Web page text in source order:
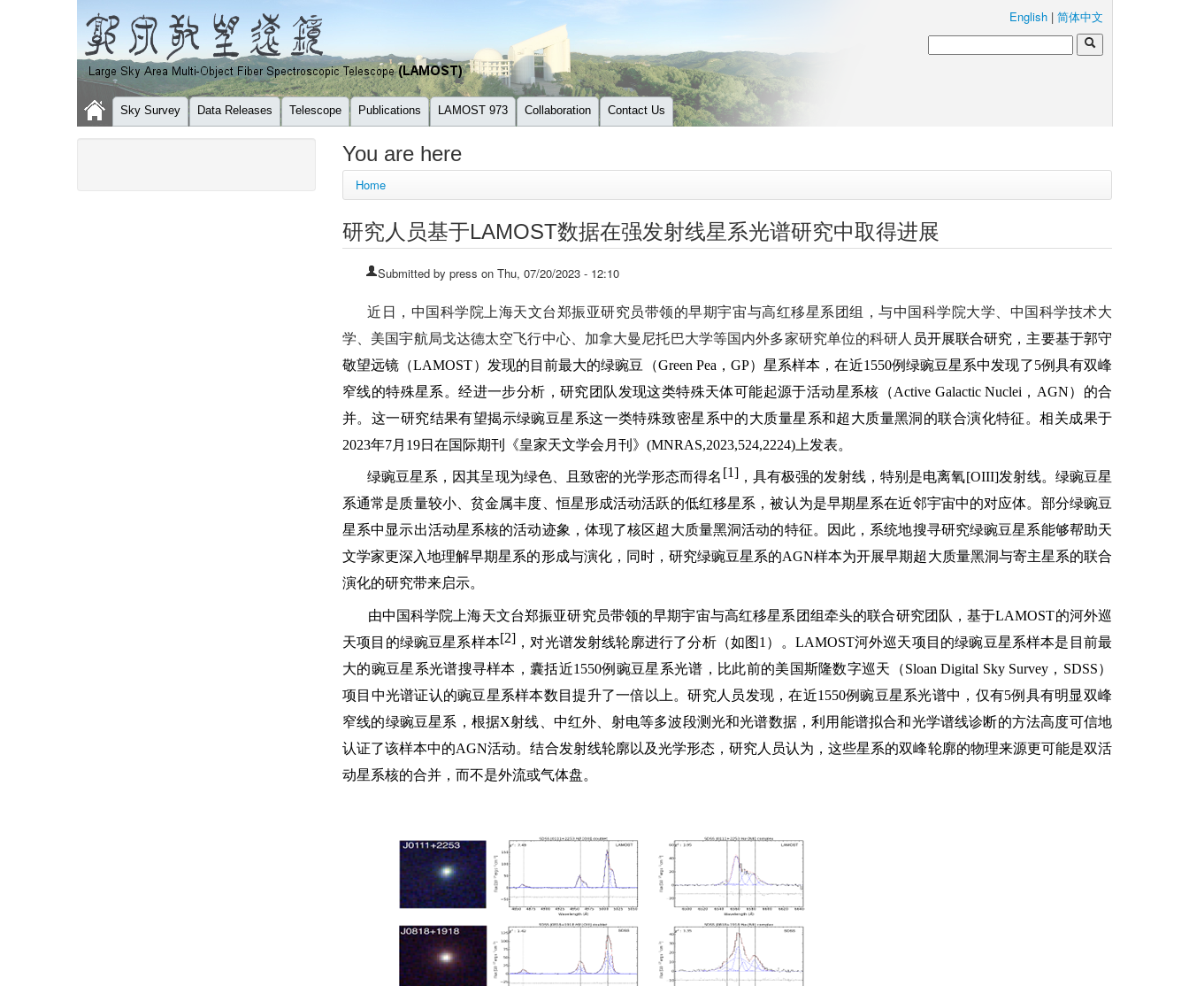
English| 简体中文
Sky Survey Data Releases Telescope Publications LAMOST 973 Collaboration Contact Us
You are here
Home
研究人员基于LAMOST数据在强发射线星系光谱研究中取得进展
Submitted by press on Thu, 07/20/2023 - 12:10
近日，中国科学院上海天文台郑振亚研究员带领的早期宇宙与高红移星系团组，与中国科学院大学、中国科学技术大
学、美国宇航局戈达德太空飞行中心、加拿大曼尼托巴大学等国内外多家研究单位的科研人 员开展联合研究，主要基于郭守
敬望远镜 （LAMOST）发现的目前最大的绿豌豆（Green Pea ， GP）星系样本，在近1550例绿豌豆星系中发现了5例具有双峰
窄线的特殊星系。经进一步分析，研究团队发现这类特殊天体可能起源于活动星系核（Active Galactic Nuclei ， AGN）的合
并。这一研究结果有望揭示绿豌豆星系这一类特殊致密星系中的大质量星系和超大质量黑洞的联合演化特征。相关成果于
2023年7月 19日在国际期刊《皇家天文学会月刊》 (MNRAS,2023,524,2224) 上发表。
绿豌豆星系，因其呈现为绿色、且致密的光学形态而得名 [1]，具有极强的发射线，特别是电离氧[OIII]发射线。绿豌豆星
系通常是质量较小、贫金属丰度、恒星形成活动活跃的低红移星系，被认为是早期星系在近邻宇宙中的对应体。部分绿豌豆
星系中显示出活动星系核的活动迹象，体现了核区超大质量黑洞活动的特征。因此，系统地搜寻研究绿豌豆星系能够帮助天
文学家更深入地理解早期星系的形成与演化，同时，研究绿豌豆星系的AGN样本为开展早期超大质量黑洞与寄主星系的联合
演化的研究带来启示。
由中国科学院上海天文台郑振亚研究员带领的早期宇宙与高红移星系团组牵头的联合研究团队，基于LAMOST的河外巡
天项目的绿豌豆星系样本[2]，对光谱发射线轮廓进行了分析（如图1 ）。 LAMOST河外巡天项目的绿豌豆星系样本是目前最
大的豌豆星系光谱搜寻样本，囊括近1550例豌豆星系光谱，比此前的美国斯隆数字巡天（Sloan Digital Sky Survey ， SDSS）
项目中光谱证认的豌豆星系样本数目提升了一倍以上。研究人员发现，在近1550例豌豆星系光谱中，仅有5例具有明显双峰
窄线的绿豌豆星系，根据X射线、中红外、射电等多波段测光和光谱数据，利用能谱拟合和光学谱线诊断的方法高度可信地
认证了该样本中的AGN活动。结合发射线轮廓以及光学形态，研究人员认为，这些星系的双峰轮廓的物理来源更可能是双活
动星系核的合并，而不是外流或气体盘。